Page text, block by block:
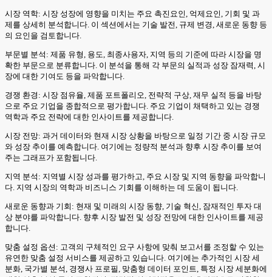
시장 역학: 시장 성장에 영향을 미치는 주요 촉진요인, 억제요인, 기회 및 과
제를 상세히 분석합니다. 이 섹션에서는 기술 발전, 규제 변경, 새로운 동향 등
의 요인을 검토합니다.
부문별 분석: 제품 유형, 용도, 최종사용자, 지역 등의 기준에 따라 시장을 명
확한 부문으로 분류합니다. 이 분석을 통해 각 부문의 실적과 성장 잠재력, 시
장에 대한 기여도 등을 파악합니다.
경쟁 환경: 시장 점유율, 제품 포트폴리오, 전략적 구상, 재무 실적 등을 바탕
으로 주요 기업을 종합적으로 평가합니다. 주요 기업이 채택하고 있는 경쟁
역학과 주요 전략에 대한 인사이트를 제공합니다.
시장 전망: 과거 데이터와 현재 시장 상황을 바탕으로 일정 기간 중 시장 규모
와 성장 추이를 예측합니다. 여기에는 정량적 분석과 향후 시장 추이를 보여
주는 그래프가 포함됩니다.
지역 분석: 지역별 시장 성과를 평가하고, 주요 시장 및 지역 동향을 파악합니
다. 지역 시장의 역학과 비즈니스 기회를 이해하는 데 도움이 됩니다.
새로운 동향과 기회: 현재 및 미래의 시장 동향, 기술 혁신, 잠재적인 투자 대
상 분야를 파악합니다. 향후 시장 발전 및 성장 전망에 대한 인사이트를 제공
합니다.
맞춤 설정 옵션: 고객의 구체적인 요구 사항에 맞춰 보고서를 조정할 수 있는
유연한 맞춤 설정 서비스를 제공하고 있습니다. 여기에는 추가적인 시장 세
분화, 국가별 분석, 경쟁사 프로필, 맞춤형 데이터 포인트, 특정 시장 세분화에